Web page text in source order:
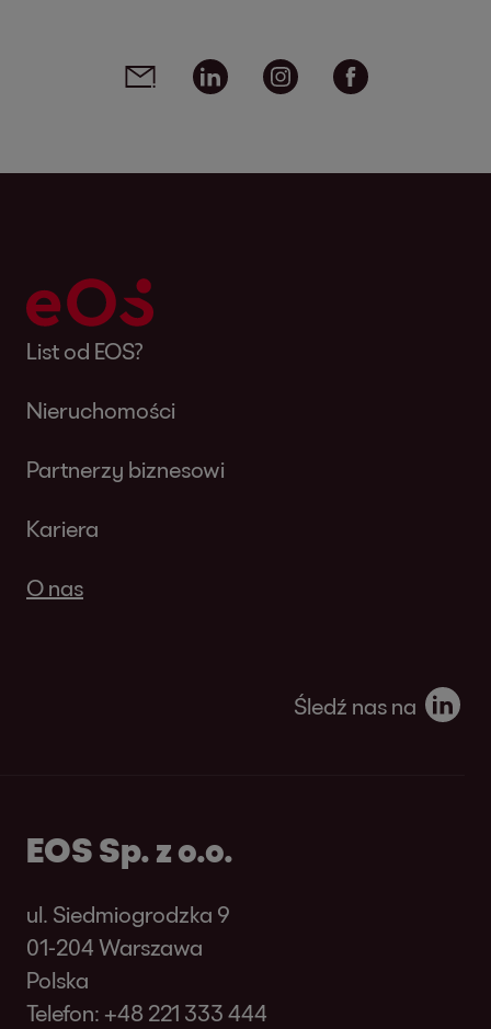
Social media links - share article
Email Linkedin Instagram
List od EOS?
Nieruchomości
Partnerzy biznesowi
Kariera
O nas
Śledź nas na
EOS Sp. z o.o.
ul. Siedmiogrodzka 9
01-204 Warszawa
Polska
Telefon: +48 221 333 444